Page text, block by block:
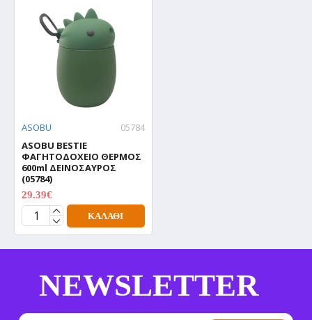
ASOBU
05784
ASOBU BESTIE
ΦΑΓΗΤΟΔΟΧΕΙΟ ΘΕΡΜΟΣ
600ml ΔΕΙΝΟΣΑΥΡΟΣ
(05784)
29.39€
ΚΑΛΆΘΙ
NEWSLETTER